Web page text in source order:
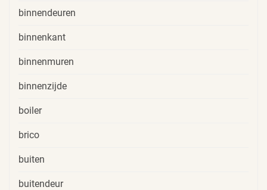
binnendeuren
binnenkant
binnenmuren
binnenzijde
boiler
brico
buiten
buitendeur